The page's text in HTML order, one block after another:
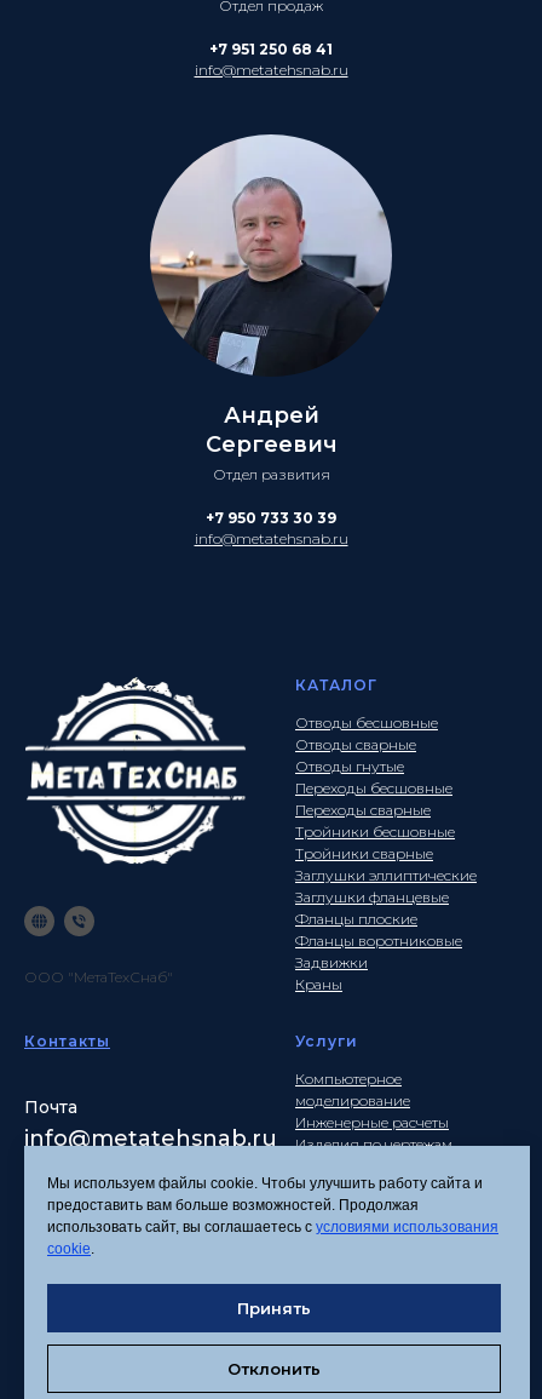
Отдел продаж
+7 951 250 68 41
info@metatehsnab.ru
Андрей
Сергеевич
Отдел развития
+7 950 733 30 39
info@metatehsnab.ru
ООО "МетаТехСнаб"
КАТАЛОГ
Отводы бесшовные
Отводы сварные
Отводы гнутые
Переходы бесшовные
Переходы сварные
Тройники бесшовные
Тройники сварные
Заглушки эллиптические
Заглушки фланцевые
Фланцы плоские
Фланцы воротниковые
Задвижки
Краны
Контакты
Почта
info@metatehsnab.ru
Услуги
Компьютерное
моделирование
Инженерные расчеты
Изделия по чертежам
Политика
Согласие на обработку
персональных данных
Соглашение об
Мы используем файлы cookie. Чтобы улучшить работу сайта и
предоставить вам больше возможностей. Продолжая
использовать сайт, вы соглашаетесь с условиями использования
cookie.
Принять
Отклонить